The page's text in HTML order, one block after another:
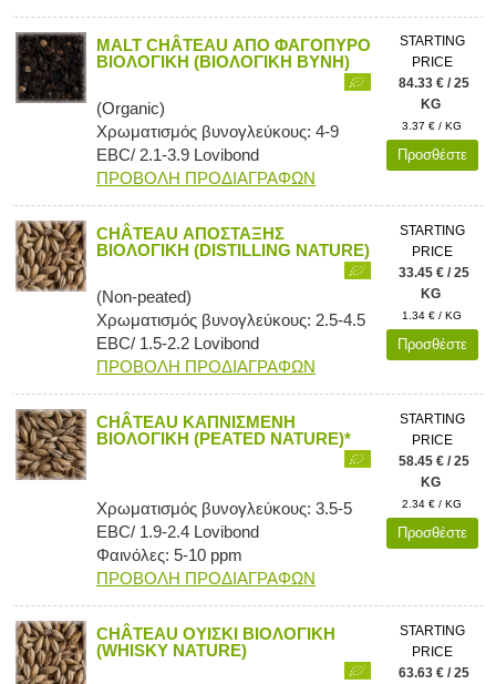
MALT CHÂTEAU ΑΠΟ ΦΑΓΟΠΥΡΟ
ΒΙΟΛΟΓΙΚΗ (ΒΙΟΛΟΓΙΚΗ ΒΥΝΗ)
(Organic)
Χρωματισμός βυνογλεύκους: 4-9
EBC/ 2.1-3.9 Lovibond
ΠΡΟΒΟΛΗ ΠΡΟΔΙΑΓΡΑΦΩΝ
STARTING
PRICE
84.33 € / 25
KG
3.37 € / KG
Προσθέστε
CHÂTEAU ΑΠΟΣΤΑΞΗΣ
ΒΙΟΛΟΓΙΚΗ (DISTILLING NATURE)
(Non-peated)
Χρωματισμός βυνογλεύκους: 2.5-4.5
EBC/ 1.5-2.2 Lovibond
ΠΡΟΒΟΛΗ ΠΡΟΔΙΑΓΡΑΦΩΝ
STARTING
PRICE
33.45 € / 25
KG
1.34 € / KG
Προσθέστε
CHÂTEAU ΚΑΠΝΙΣΜΕΝΗ
ΒΙΟΛΟΓΙΚΗ (PEATED NATURE)*
Χρωματισμός βυνογλεύκους: 3.5-5
EBC/ 1.9-2.4 Lovibond
Φαινόλες: 5-10 ppm
ΠΡΟΒΟΛΗ ΠΡΟΔΙΑΓΡΑΦΩΝ
STARTING
PRICE
58.45 € / 25
KG
2.34 € / KG
Προσθέστε
CHÂTEAU ΟΥΙΣΚΙ ΒΙΟΛΟΓΙΚΗ
(WHISKY NATURE)
STARTING
PRICE
63.63 € / 25